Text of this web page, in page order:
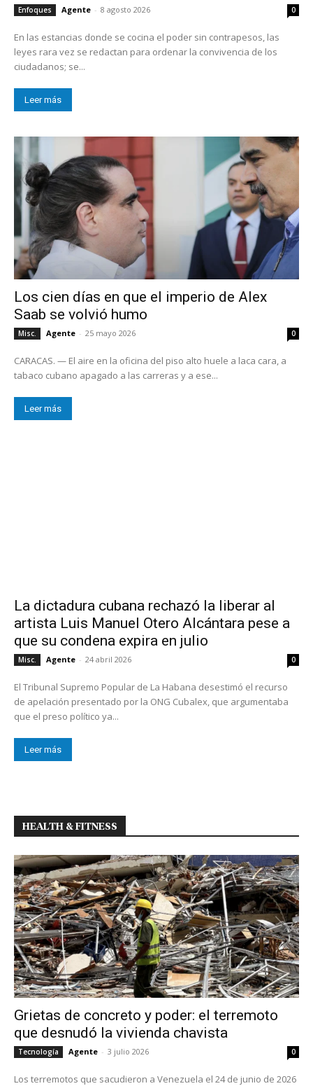
Enfoques Agente - 8 agosto 2026 0
En las estancias donde se cocina el poder sin contrapesos, las
leyes rara vez se redactan para ordenar la convivencia de los
ciudadanos; se...
Leer más
Los cien días en que el imperio de Alex
Saab se volvió humo
Misc. Agente - 25 mayo 2026 0
CARACAS. — El aire en la oficina del piso alto huele a laca cara, a
tabaco cubano apagado a las carreras y a ese...
Leer más
La dictadura cubana rechazó la liberar al
artista Luis Manuel Otero Alcántara pese a
que su condena expira en julio
Misc. Agente - 24 abril 2026 0
El Tribunal Supremo Popular de La Habana desestimó el recurso
de apelación presentado por la ONG Cubalex, que argumentaba
que el preso político ya...
Leer más
HEALTH & FITNESS
Grietas de concreto y poder: el terremoto
que desnudó la vivienda chavista
Tecnología Agente - 3 julio 2026 0
Los terremotos que sacudieron a Venezuela el 24 de junio de 2026